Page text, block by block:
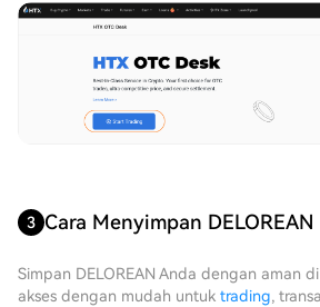
3 Cara Menyimpan DELOREAN
Simpan DELOREAN Anda dengan aman
akses dengan mudah untuk trading,